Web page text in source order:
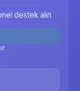
destek alın